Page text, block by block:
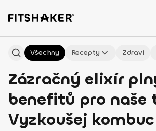
Všechny Recepty Zdraví
Zázračný elixír
benefitů pro naše
Vyzkoušej